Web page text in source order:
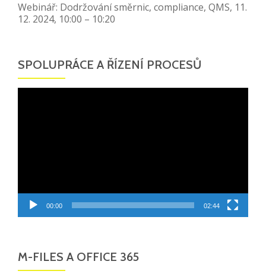
Webinář: Dodržování směrnic, compliance, QMS, 11.
12. 2024, 10:00 – 10:20
SPOLUPRÁCE A ŘÍZENÍ PROCESŮ
00:00 02:44
M-FILES A OFFICE 365